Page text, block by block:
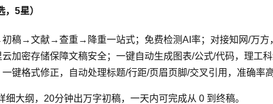
5星）
稿→文献→查重→降重一站式；免费检测AI率；对接知网/万方
加密存储保障文稿安全；一键自动生成图表/公式/代码，理
键格式修正，自动处理标题/行距/页眉页脚/交叉引用，准确率
细大纲，20分钟出万字初稿，一天内可完成从 0 到终稿。